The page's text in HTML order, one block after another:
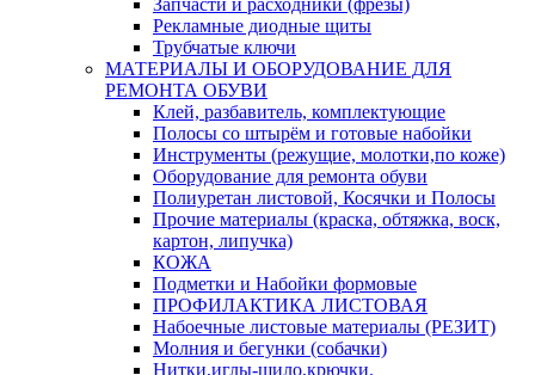
Запчасти и расходники (фрезы)
Рекламные диодные щиты
Трубчатые ключи
МАТЕРИАЛЫ И ОБОРУДОВАНИЕ ДЛЯ
РЕМОНТА ОБУВИ
Клей, разбавитель, комплектующие
Полосы со штырём и готовые набойки
Инструменты (режущие, молотки,по коже)
Оборудование для ремонта обуви
Полиуретан листовой, Косячки и Полосы
Прочие материалы (краска, обтяжка, воск,
картон, липучка)
КОЖА
Подметки и Набойки формовые
ПРОФИЛАКТИКА ЛИСТОВАЯ
Набоечные листовые материалы (РЕЗИТ)
Молния и бегунки (собачки)
Нитки,иглы-шило,крючки.